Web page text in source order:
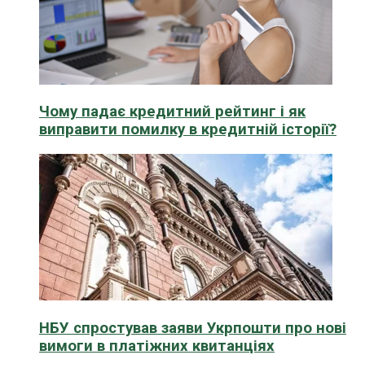
Чому падає кредитний рейтинг і як
виправити помилку в кредитній історії?
НБУ спростував заяви Укрпошти про нові
вимоги в платіжних квитанціях